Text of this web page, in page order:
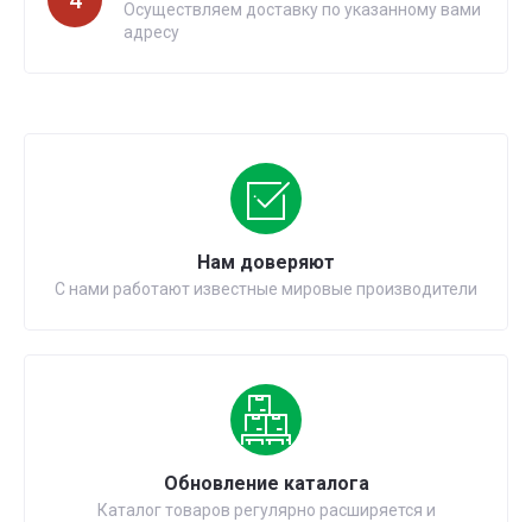
Осуществляем доставку по указанному вами
адресу
Нам доверяют
С нами работают известные мировые производители
Обновление каталога
Каталог товаров регулярно расширяется и